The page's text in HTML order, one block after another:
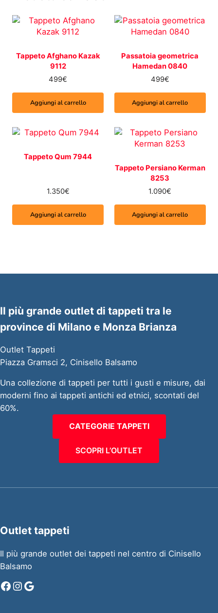
Tappeto Afghano Kazak
9112
499€
Aggiungi al carrello
Passatoia geometrica
Hamedan 0840
499€
Aggiungi al carrello
Tappeto Qum 7944
1.350€
Aggiungi al carrello
Tappeto Persiano Kerman
8253
1.090€
Aggiungi al carrello
Il più grande outlet di tappeti tra le
province di Milano e Monza Brianza
Outlet Tappeti
Piazza Gramsci 2, Cinisello Balsamo
Una collezione di tappeti per tutti i gusti e misure, dai
moderni fino ai tappeti antichi ed etnici, scontati del
60%.
CATEGORIE TAPPETI
SCOPRI L’OUTLET
Outlet tappeti
Il più grande outlet dei tappeti nel centro di Cinisello
Balsamo
Facebook
Instagram
Google